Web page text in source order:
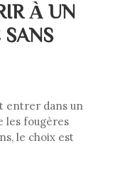
À UN
entrer dans un
les fougères
le choix est